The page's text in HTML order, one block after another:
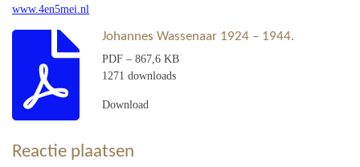
www.4en5mei.nl
Johannes Wassenaar 1924 – 1944.
PDF – 867,6 KB
1271 downloads
Download
Reactie plaatsen